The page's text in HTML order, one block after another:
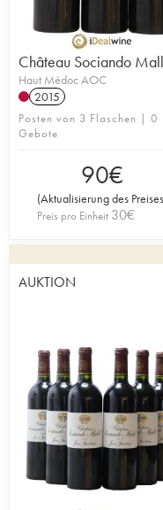
Château Sociando
Haut Médoc AOC
2015
Posten von 3 Flaschen | 0
Gebote
90€
(Aktualisierung des Preises
Preis pro Einheit 30€
AUKTION